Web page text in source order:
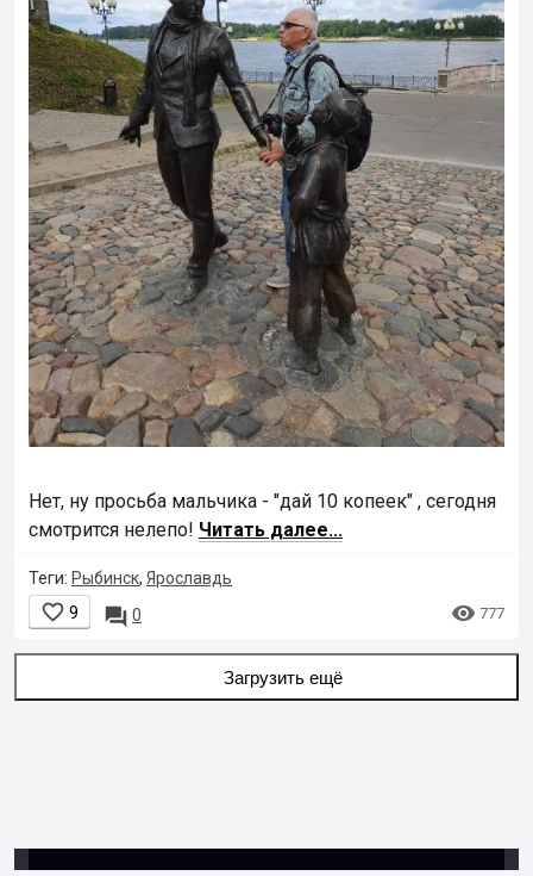
Нет, ну просьба мальчика - "дай 10 копеек" , сегодня
смотрится нелепо! Читать далее...
Теги: Рыбинск, Ярославдь
 9  0  777
Загрузить ещё